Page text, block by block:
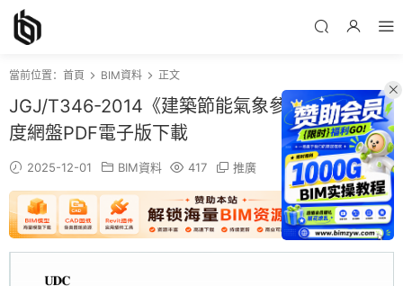
當前位置： 首頁 BIM資料 正文
JGJ/T346-2014《建築節能氣象參數标準》百
度網盤PDF電子版下載
2025-12-01 BIM資料 417 推廣